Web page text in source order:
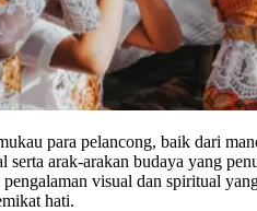
para pelancong, baik dari
serta arak-arakan budaya yang
visual dan spiritual
hati.